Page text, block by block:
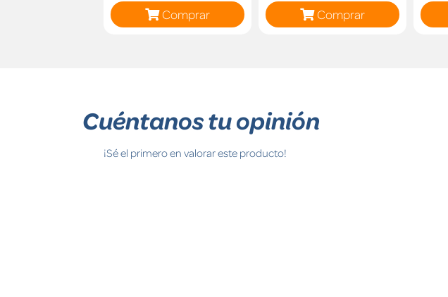
Comprar Comprar
Cuéntanos tu opinión
¡Sé el primero en valorar este producto!